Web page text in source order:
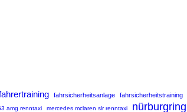
fahrsicherheitsanlage fahrsicherheitstraining
amg renntaxi mercedes mclaren slr renntaxi nürburgring